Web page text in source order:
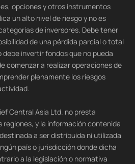
opciones y otros instrumentos
un alto nivel de riesgo y no es
de inversores. Debe tener
de una pérdida parcial o total
debe invertir fondos que no pueda
comenzar a realizar operaciones de
plenamente los riesgos
Central Asia Ltd. no presta
regiones, y la información contenida
a ser distribuida ni utilizada
país o jurisdicción donde dicha
a la legislación o normativa